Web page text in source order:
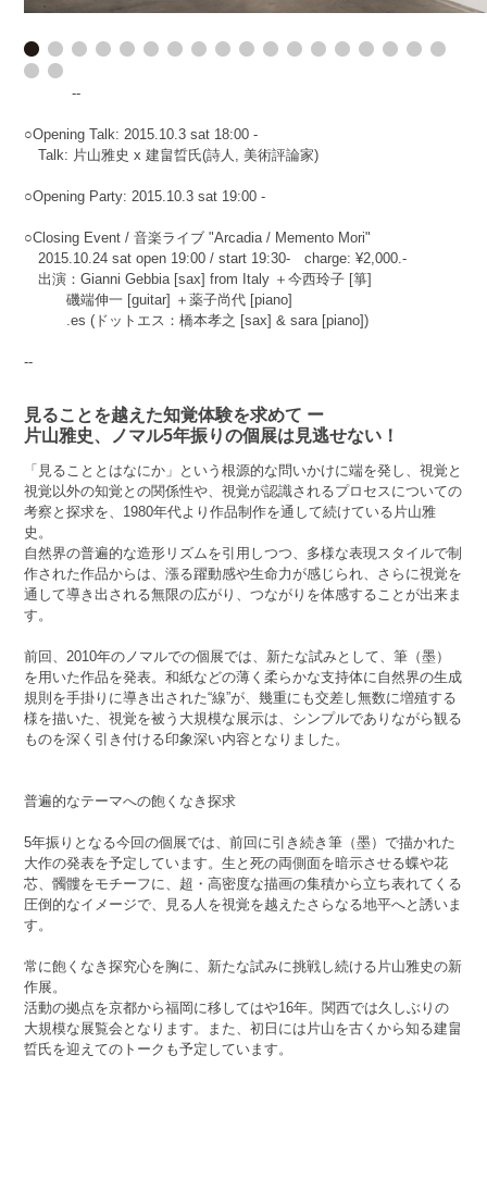
--
○Opening Talk: 2015.10.3 sat 18:00 -
Talk: 片山雅史 x 建畠晢氏(詩人, 美術評論家)
○Opening Party: 2015.10.3 sat 19:00 -
○Closing Event / 音楽ライブ "Arcadia / Memento Mori"
2015.10.24 sat open 19:00 / start 19:30- charge: ¥2,000.-
出演：Gianni Gebbia [sax] from Italy ＋今西玲子 [箏]
磯端伸一 [guitar] ＋薬子尚代 [piano]
.es (ドットエス：橋本孝之 [sax] & sara [piano])
--
見ることを越えた知覚体験を求めて ー
片山雅史、ノマル5年振りの個展は見逃せない！
「見ることとはなにか」という根源的な問いかけに端を発し、視覚と
視覚以外の知覚との関係性や、視覚が認識されるプロセスについての
考察と探求を、1980年代より作品制作を通して続けている片山雅
史。
自然界の普遍的な造形リズムを引用しつつ、多様な表現スタイルで制
作された作品からは、漲る躍動感や生命力が感じられ、さらに視覚を
通して導き出される無限の広がり、つながりを体感することが出来ま
す。
前回、2010年のノマルでの個展では、新たな試みとして、筆（墨）
を用いた作品を発表。和紙などの薄く柔らかな支持体に自然界の生成
規則を手掛りに導き出された“線”が、幾重にも交差し無数に増殖する
様を描いた、視覚を被う大規模な展示は、シンプルでありながら観る
ものを深く引き付ける印象深い内容となりました。
普遍的なテーマへの飽くなき探求
5年振りとなる今回の個展では、前回に引き続き筆（墨）で描かれた
大作の発表を予定しています。生と死の両側面を暗示させる蝶や花
芯、髑髏をモチーフに、超・高密度な描画の集積から立ち表れてくる
圧倒的なイメージで、見る人を視覚を越えたさらなる地平へと誘いま
す。
常に飽くなき探究心を胸に、新たな試みに挑戦し続ける片山雅史の新
作展。
活動の拠点を京都から福岡に移してはや16年。関西では久しぶりの
大規模な展覧会となります。また、初日には片山を古くから知る建畠
晢氏を迎えてのトークも予定しています。